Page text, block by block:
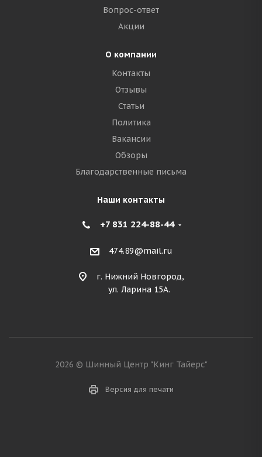
Вопрос-ответ
Акции
О компании
Контакты
Отзывы
Статьи
Политика
Вакансии
Обзоры
Благодарственные письма
Наши контакты
+7 831 224-88-44
474.89@mail.ru
г. Нижний Новгород,
ул. Ларина 15А.
2026 © Шинный Центр "Кинг Тайерс"
Версия для печати